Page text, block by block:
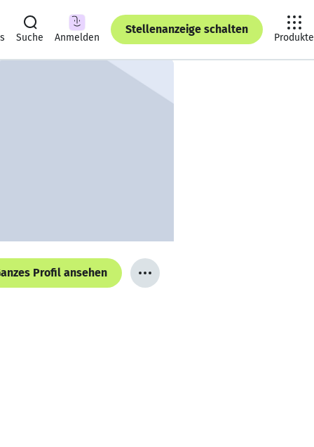
Suche Anmelden
Stellenanzeige schalten
Produkte
Profil ansehen